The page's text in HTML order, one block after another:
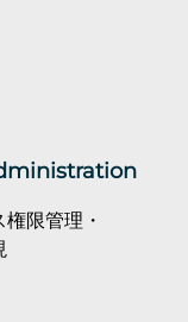
限管理・